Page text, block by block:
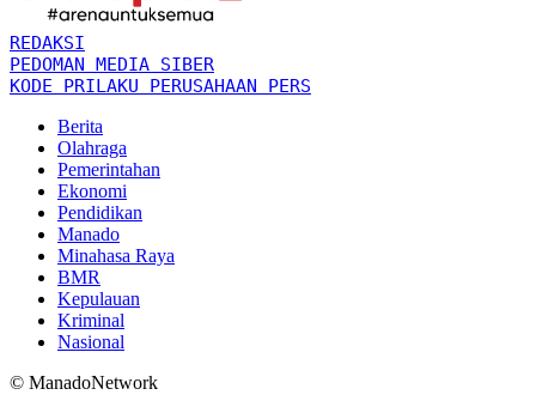
REDAKSI
PEDOMAN MEDIA SIBER
KODE PRILAKU PERUSAHAAN PERS
Berita
Olahraga
Pemerintahan
Ekonomi
Pendidikan
Manado
Minahasa Raya
BMR
Kepulauan
Kriminal
Nasional
© ManadoNetwork